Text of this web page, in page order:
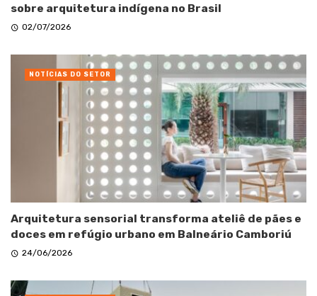
sobre arquitetura indígena no Brasil
02/07/2026
Arquitetura sensorial transforma ateliê de pães e
doces em refúgio urbano em Balneário Camboriú
24/06/2026
NOTÍCIAS DO SETOR